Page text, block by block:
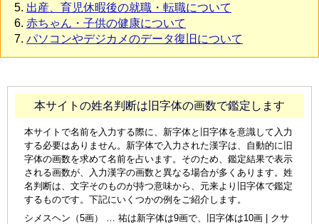
出産、育児休暇後の就職・転職について
赤ちゃん・子供の健康について
パソコンやデジカメのデータ復旧について
本サイトの姓名判断は旧字体の画数で鑑定します
本サイトで名前を入力する際に、新字体と旧字体を意識して入力
する必要はありません。新字体で入力された漢字は、自動的に旧
字体の画数を求めて名前を占います。そのため、鑑定結果で表示
される画数が、入力漢字の画数と異なる場合が多くあります。姓
名判断は、文字そのものが持つ意味から、元来より旧字体で鑑定
するものです。下記にいくつかの例をご紹介します。
シメスヘン（5画） … 祐は新字体は9画で、旧字体は10画 | クサ